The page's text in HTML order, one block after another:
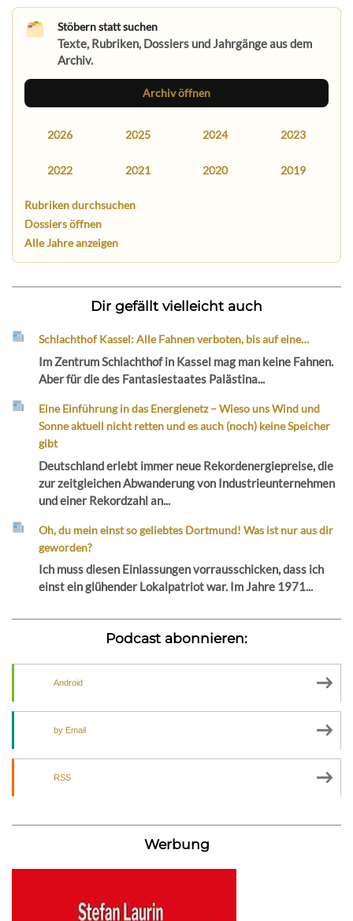
Stöbern statt suchen
Texte, Rubriken, Dossiers und Jahrgänge aus dem
Archiv.
Archiv öffnen
2026 2025 2024 2023
2022 2021 2020 2019
Rubriken durchsuchen
Dossiers öffnen
Alle Jahre anzeigen
Dir gefällt vielleicht auch
Schlachthof Kassel: Alle Fahnen verboten, bis auf eine…
Im Zentrum Schlachthof in Kassel mag man keine Fahnen.
Aber für die des Fantasiestaates Palästina...
Eine Einführung in das Energienetz – Wieso uns Wind und
Sonne aktuell nicht retten und es auch (noch) keine Speicher
gibt
Deutschland erlebt immer neue Rekordenergiepreise, die
zur zeitgleichen Abwanderung von Industrieunternehmen
und einer Rekordzahl an...
Oh, du mein einst so geliebtes Dortmund! Was ist nur aus dir
geworden?
Ich muss diesen Einlassungen vorrausschicken, dass ich
einst ein glühender Lokalpatriot war. Im Jahre 1971...
Podcast abonnieren:
Android
by Email
RSS
Werbung